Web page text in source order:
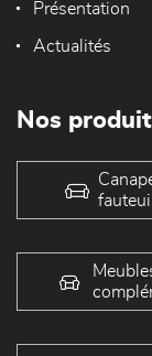
Présentation
Actualités
Nos